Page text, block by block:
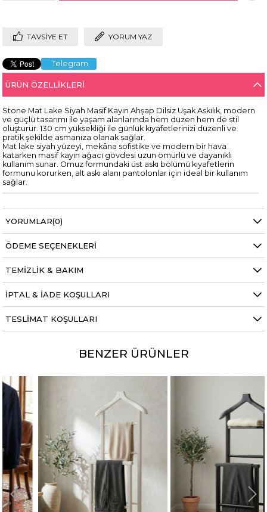
TAVSIYE ET YORUM YAZ
Telegram
ÜRÜN ÖZELLIKLERI
Stone Mat Lake Siyah Masif Kayın Ahşap Dilsiz Uşak Askılık, modern
ve güçlü tasarımı ile yaşam alanlarında hem düzen hem de stil
oluşturur. 130 cm yüksekliği ile günlük kıyafetlerinizi düzenli ve
pratik şekilde asmanıza olanak sağlar.
Mat lake siyah yüzeyi, mekâna sofistike ve modern bir hava
katarken masif kayın ağacı gövdesi uzun ömürlü ve dayanıklı
kullanım sunar. Omuz formundaki üst askı bölümü kıyafetlerin
formunu korurken, alt askı alanı pantolonlar için ideal bir kullanım
sağlar.
YORUMLAR(0)
ÖDEME SEÇENEKLERI
TEMIZLIK & BAKIM
İPTAL & İADE KOŞULLARI
TESLIMAT KOŞULLARI
BENZER ÜRÜNLER